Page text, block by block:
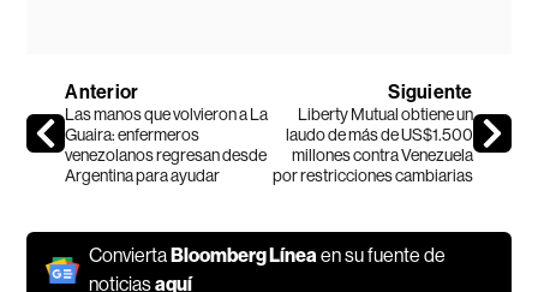
Anterior
Las manos que volvieron a La
Guaira: enfermeros
venezolanos regresan desde
Argentina para ayudar
Siguiente
Liberty Mutual obtiene un
laudo de más de US$1.500
millones contra Venezuela
por restricciones cambiarias
ConviertaBloomberg Líneaen su fuente de
noticiasaquí